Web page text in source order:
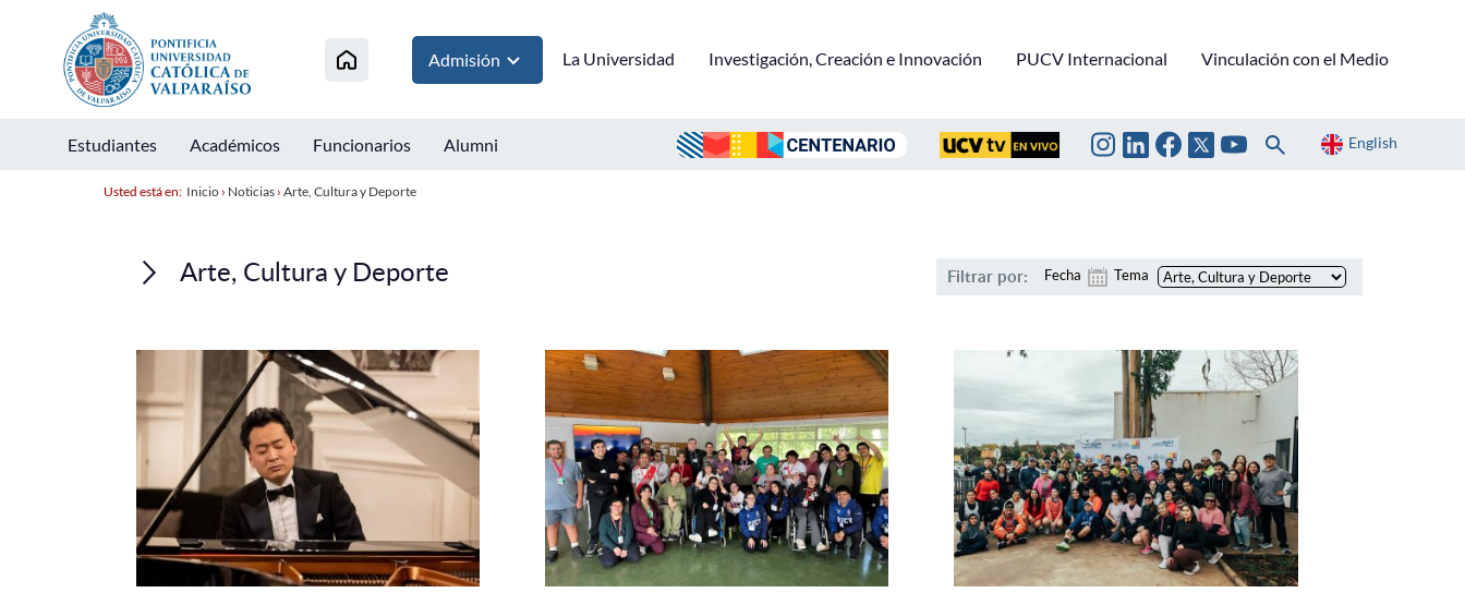
Admisión La Universidad Investigación, Creación e Innovación PUCV Internacional Vinculación con el Medio
Estudiantes Académicos Funcionarios Alumni English
Usted está en: Inicio› Noticias› Arte, Cultura y Deporte
Arte, Cultura y Deporte Filtrar por: Fecha Tema